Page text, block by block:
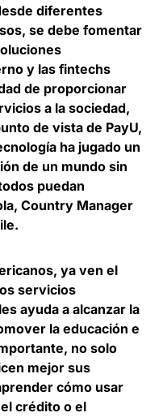
diferentes
se debe fomentar
y las fintechs
de proporcionar
a la sociedad,
de vista de PayU,
ha jugado un
de un mundo sin
puedan
, Country Manager
.
ya ven el
servicios
ayuda a alcanzar la
la educación e
, no solo
mejor sus
cómo usar
crédito o el